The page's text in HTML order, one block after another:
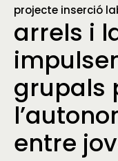
projecte inserció
arrels i
grupals
entre